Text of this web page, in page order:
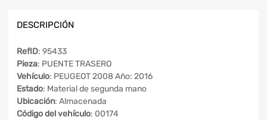
DESCRIPCIÓN
RefID: 95433
Pieza: PUENTE TRASERO
Vehículo: PEUGEOT 2008 Año: 2016
Estado: Material de segunda mano
Ubicación: Almacenada
Código del vehículo: 00174